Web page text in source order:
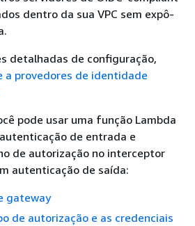
dentro da sua VPC sem expô-
detalhadas de configuração,
a provedores de identidade
pode usar uma função Lambda
de entrada e
de autorização no interceptor
autenticação de saída:
gateway
de autorização e as credenciais